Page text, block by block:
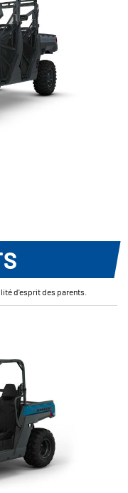
d'esprit des parents.